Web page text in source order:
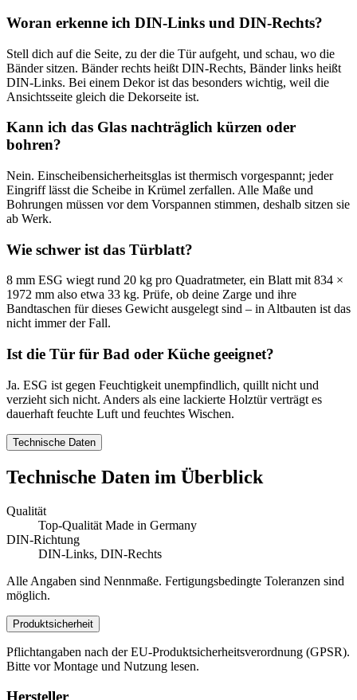
Woran erkenne ich DIN-Links und DIN-Rechts?
Stell dich auf die Seite, zu der die Tür aufgeht, und schau, wo die
Bänder sitzen. Bänder rechts heißt DIN-Rechts, Bänder links heißt
DIN-Links. Bei einem Dekor ist das besonders wichtig, weil die
Ansichtsseite gleich die Dekorseite ist.
Kann ich das Glas nachträglich kürzen oder
bohren?
Nein. Einscheibensicherheitsglas ist thermisch vorgespannt; jeder
Eingriff lässt die Scheibe in Krümel zerfallen. Alle Maße und
Bohrungen müssen vor dem Vorspannen stimmen, deshalb sitzen sie
ab Werk.
Wie schwer ist das Türblatt?
8 mm ESG wiegt rund 20 kg pro Quadratmeter, ein Blatt mit 834 ×
1972 mm also etwa 33 kg. Prüfe, ob deine Zarge und ihre
Bandtaschen für dieses Gewicht ausgelegt sind – in Altbauten ist das
nicht immer der Fall.
Ist die Tür für Bad oder Küche geeignet?
Ja. ESG ist gegen Feuchtigkeit unempfindlich, quillt nicht und
verzieht sich nicht. Anders als eine lackierte Holztür verträgt es
dauerhaft feuchte Luft und feuchtes Wischen.
Technische Daten
Technische Daten im Überblick
Qualität
Top-Qualität Made in Germany
DIN-Richtung
DIN-Links, DIN-Rechts
Alle Angaben sind Nennmaße. Fertigungsbedingte Toleranzen sind
möglich.
Produktsicherheit
Pflichtangaben nach der EU-Produktsicherheitsverordnung (GPSR).
Bitte vor Montage und Nutzung lesen.